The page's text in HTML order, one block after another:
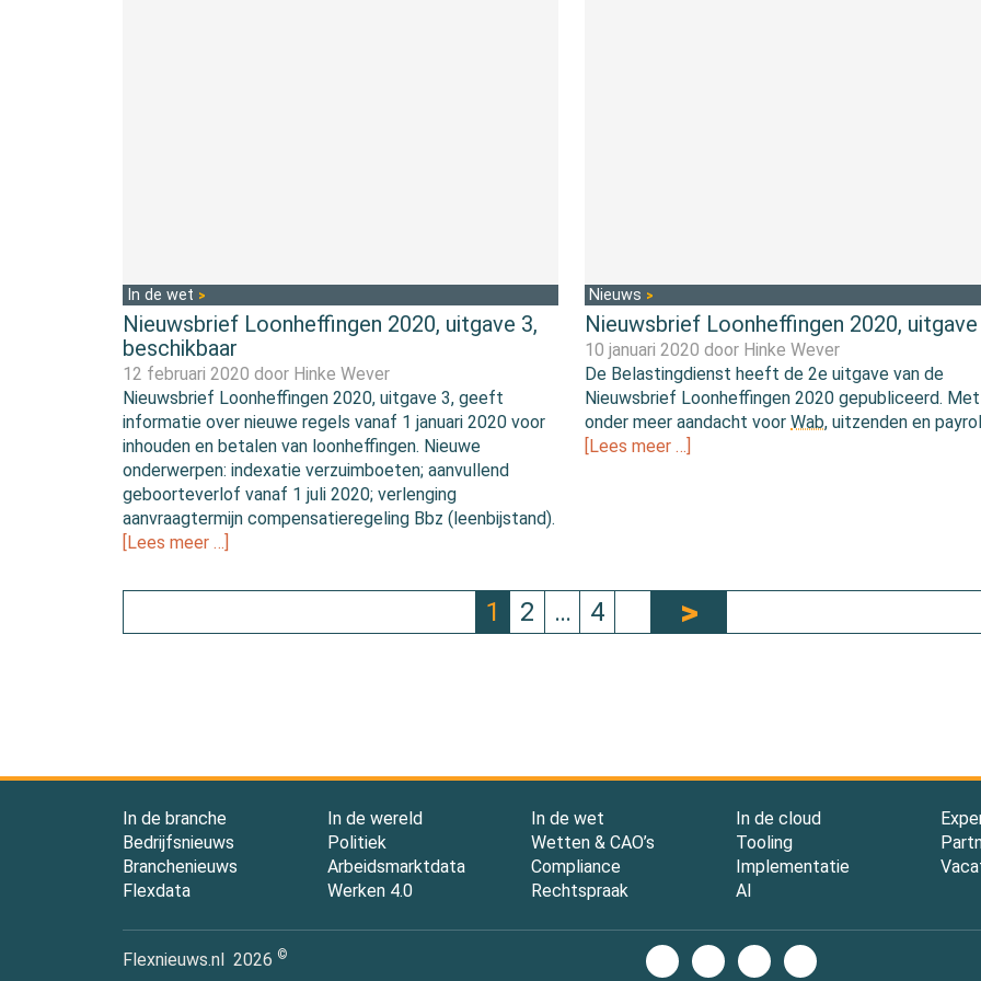
In de wet
Nieuwsbrief Loonheffingen 2020, uitgave 3,
beschikbaar
12 februari 2020 door Hinke Wever
Nieuwsbrief Loonheffingen 2020, uitgave 3, geeft
informatie over nieuwe regels vanaf 1 januari 2020 voor
inhouden en betalen van loonheffingen. Nieuwe
onderwerpen: indexatie verzuimboeten; aanvullend
geboorteverlof vanaf 1 juli 2020; verlenging
aanvraagtermijn compensatieregeling Bbz (leenbijstand).
[Lees meer …]
Nieuws
Nieuwsbrief Loonheffingen 2020, uitgave
10 januari 2020 door Hinke Wever
De Belastingdienst heeft de 2e uitgave van de
Nieuwsbrief Loonheffingen 2020 gepubliceerd. Met
onder meer aandacht voor Wab, uitzenden en
[Lees meer …]
1 2 … 4
In de branche
Bedrijfsnieuws
Branchenieuws
Flexdata
In de wereld
Politiek
Arbeidsmarktdata
Werken 4.0
In de wet
Wetten & CAO’s
Compliance
Rechtspraak
In de cloud
Tooling
Implementatie
AI
Flexnieuws.nl 2026 ©